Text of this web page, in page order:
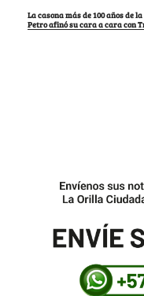
La casona más de 100 años de
Petro afinó su cara a cara con